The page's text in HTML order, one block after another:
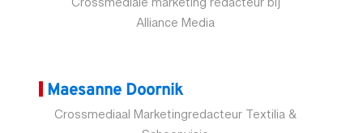
Crossmediale marketing redacteur bij
Alliance Media
Maesanne Doornik
Crossmediaal Marketingredacteur Textilia &